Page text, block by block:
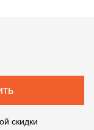
скидки